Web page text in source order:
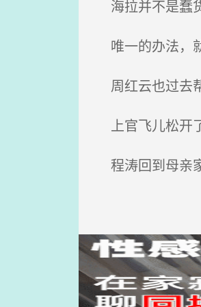
海拉并不是蠢
唯一的办法，
周红云也过去
上官飞儿松开
程涛回到母亲